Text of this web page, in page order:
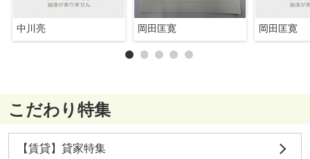
中川亮 岡田匡寛 岡田匡寛
こだわり特集
【賃貸】貸家特集